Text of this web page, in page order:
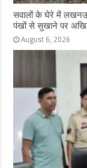
सवालों के घेरे में
पंखों से सुखाने पर
August 6, 2026